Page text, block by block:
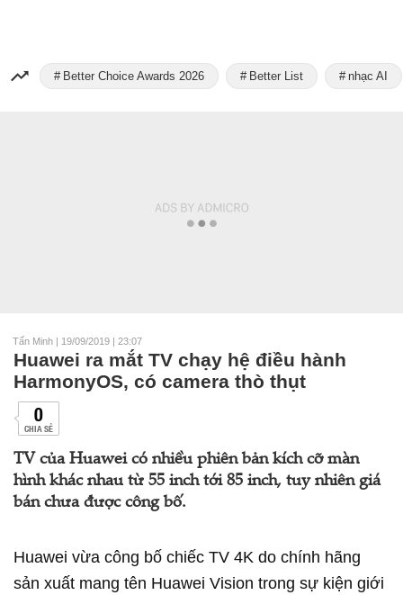
Better Choice Awards 2026 Better List nhạc AI
Tấn Minh | 19/09/2019 | 23:07
Huawei ra mắt TV chạy hệ điều hành
HarmonyOS, có camera thò thụt
0
CHIA SẺ
TV của Huawei có nhiều phiên bản kích cỡ màn
hình khác nhau từ 55 inch tới 85 inch, tuy nhiên giá
bán chưa được công bố.
Huawei vừa công bố chiếc TV 4K do chính hãng
sản xuất mang tên Huawei Vision trong sự kiện giới